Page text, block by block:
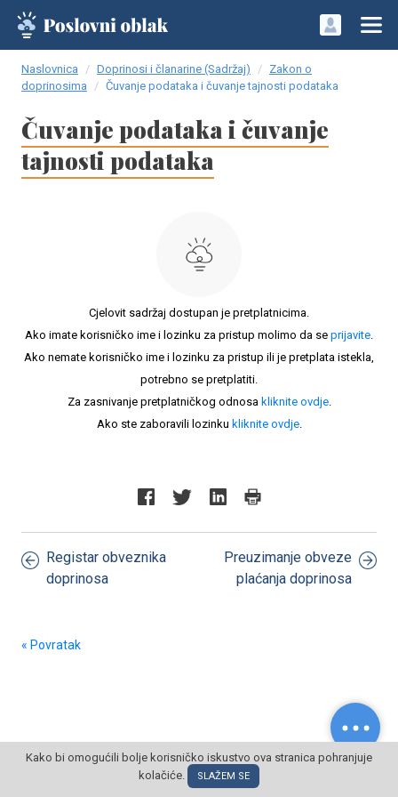
Naslovnica Doprinosi i članarine (Sadržaj)
Zakon o
doprinosima
Čuvanje podataka i čuvanje tajnosti podataka
Čuvanje podataka i čuvanje
tajnosti podataka
Cjelovit sadržaj dostupan je pretplatnicima.
Ako imate korisničko ime i lozinku za pristup molimo da se prijavite.
Ako nemate korisničko ime i lozinku za pristup ili je pretplata istekla,
potrebno se pretplatiti.
Za zasnivanje pretplatničkog odnosa kliknite ovdje.
Ako ste zaboravili lozinku kliknite ovdje.
Registar obveznika
doprinosa
Preuzimanje obveze
plaćanja doprinosa
« Povratak
© POSLOVNI OBLAK Sva prava pridržana
Kako bi omogućili bolje korisničko iskustvo ova stranica pohranjuje
kolačiće.
SLAŽEM SE